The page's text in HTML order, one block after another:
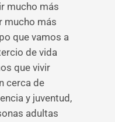
mucho más
mucho más
que vamos a
de vida
que vivir
cerca de
y juventud,
adultas